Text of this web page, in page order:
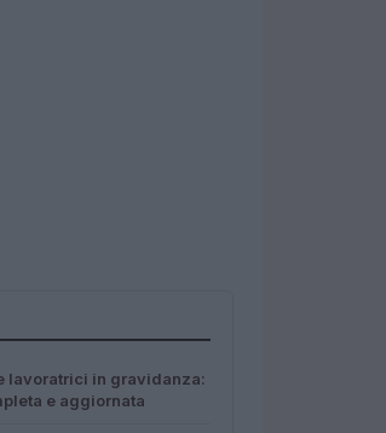
lavoratrici in gravidanza:
e aggiornata